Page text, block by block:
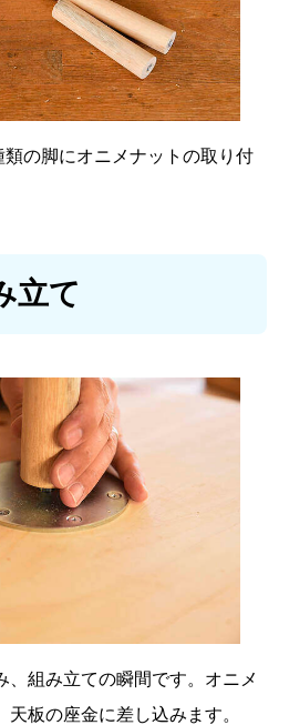
の脚にオニメナットの取り付
立て
、組み立ての瞬間です。オニメ
板の座金に差し込みます。